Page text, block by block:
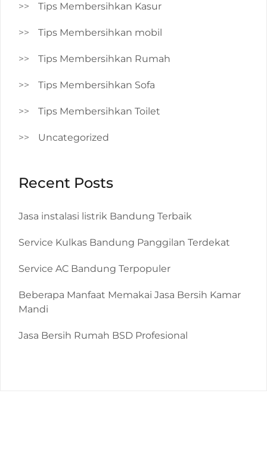
Tips Membersihkan Kasur
Tips Membersihkan mobil
Tips Membersihkan Rumah
Tips Membersihkan Sofa
Tips Membersihkan Toilet
Uncategorized
Recent Posts
Jasa instalasi listrik Bandung Terbaik
Service Kulkas Bandung Panggilan Terdekat
Service AC Bandung Terpopuler
Beberapa Manfaat Memakai Jasa Bersih Kamar
Mandi
Jasa Bersih Rumah BSD Profesional